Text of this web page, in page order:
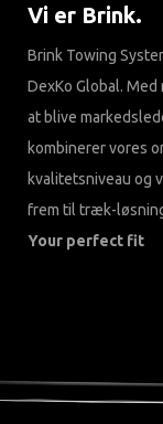
Vi er Brink.
Brink Towing
DexKo Global.
at blive
kombinerer vores
kvalitetsniveau og
frem til træk-
Your perfect fit